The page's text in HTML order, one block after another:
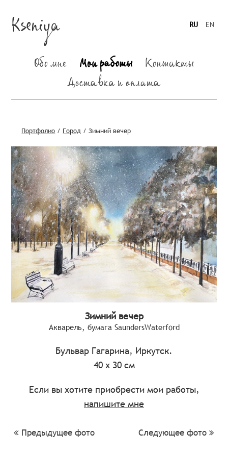
Kseniya RU EN
Обо мне Мои работы Контакты
Доставка и оплата
Портфолио / Город /Зимний вечер
Зимний вечер
Акварель, бумага SaundersWaterford
Бульвар Гагарина, Иркутск.
40 х 30 см
Если вы хотите приобрести мои работы,
напишите мне
Предыдущее фото Следующее фото